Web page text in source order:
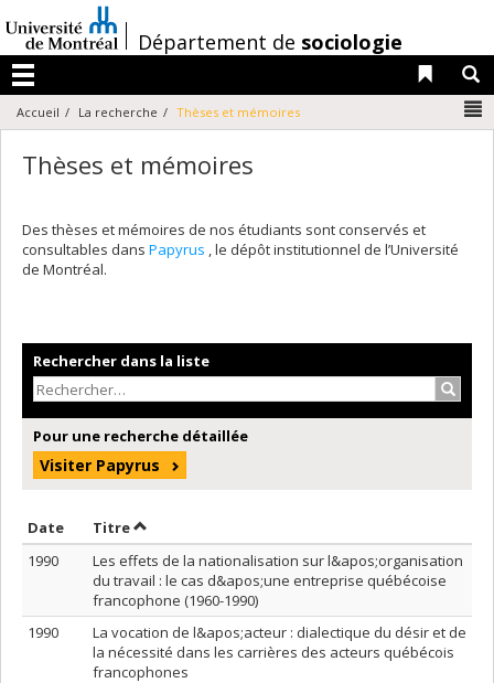
au
contenu
/Département de sociologie
Menu
Liens
Accueil La recherche Thèses et mémoires
Thèses et mémoires
Des thèses et mémoires de nos étudiants sont conservés et
consultables dans Papyrus , le dépôt institutionnel de l’Université
de Montréal.
Rechercher dans la liste
Pour une recherche détaillée
Visiter Papyrus
Date Trier par date en ordre décroissant
TitreTrier par titre en ordre décroissant
1990
Les effets de la nationalisation sur l&apos;organisation
du travail : le cas d&apos;une entreprise québécoise
francophone (1960-1990)
1990
La vocation de l&apos;acteur : dialectique du désir et de
la nécessité dans les carrières des acteurs québécois
francophones